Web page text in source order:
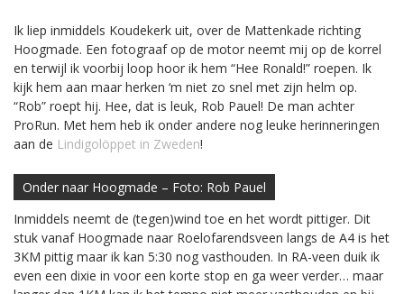
Ik liep inmiddels Koudekerk uit, over de Mattenkade richting
Hoogmade. Een fotograaf op de motor neemt mij op de korrel
en terwijl ik voorbij loop hoor ik hem “Hee Ronald!” roepen. Ik
kijk hem aan maar herken ‘m niet zo snel met zijn helm op.
“Rob” roept hij. Hee, dat is leuk, Rob Pauel! De man achter
ProRun. Met hem heb ik onder andere nog leuke herinneringen
aan de Lindigolöppet in Zweden!
Onder naar Hoogmade – Foto: Rob Pauel
Inmiddels neemt de (tegen)wind toe en het wordt pittiger. Dit
stuk vanaf Hoogmade naar Roelofarendsveen langs de A4 is het
3KM pittig maar ik kan 5:30 nog vasthouden. In RA-veen duik ik
even een dixie in voor een korte stop en ga weer verder… maar